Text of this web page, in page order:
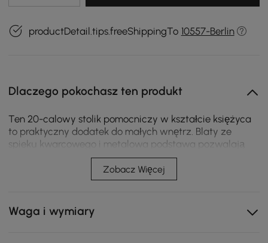
productDetail.tips.freeShippingTo 10557-Berlin
Dlaczego pokochasz ten produkt
Ten 20-calowy stolik pomocniczy w kształcie księżyca
to praktyczny dodatek do małych wnętrz. Blaty ze
spieku kwarcowego i metalowa podstawa pozwalają
uporządkować drobiazgi, tworząc trwałe miejsce na
dekoracje i codzienne przedmioty.
zarysowania i plamy, co ułatwia codzienne
czyszczenie.
Zobacz Więcej
Waga i wymiary